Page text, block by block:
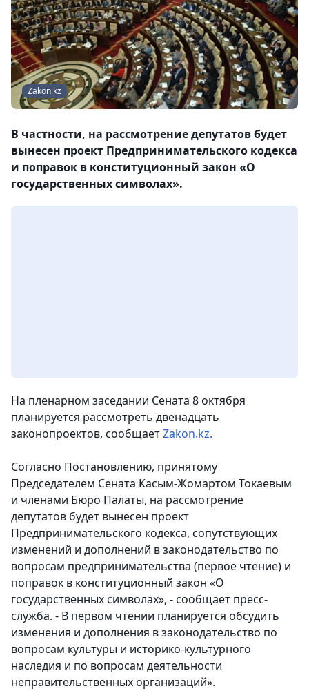
Zakon.kz
В частности, на рассмотрение депутатов будет
вынесен проект Предпринимательского кодекса
и поправок в конституционный закон «О
государственных символах».
На пленарном заседании Сената 8 октября
планируется рассмотреть двенадцать
законопроектов, сообщаетZakon.kz.
Согласно Постановлению, принятому
Председателем Сената Касым-Жомартом Токаевым
и членами Бюро Палаты, на рассмотрение
депутатов будет вынесен проект
Предпринимательского кодекса, сопутствующих
изменений и дополнений в законодательство по
вопросам предпринимательства (первое чтение) и
поправок в конституционный закон «О
государственных символах», - сообщает пресс-
служба. - В первом чтении планируется обсудить
изменения и дополнения в законодательство по
вопросам культуры и историко-культурного
наследия и по вопросам деятельности
неправительственных организаций».